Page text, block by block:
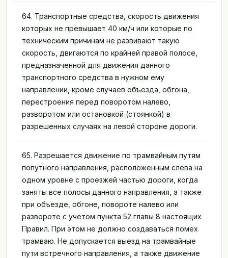
64. Транспортные средства, скорость движения
которых не превышает 40 км/ч или которые по
техническим причинам не развивают такую
скорость, двигаются по крайней правой полосе,
предназначенной для движения данного
транспортного средства в нужном ему
направлении, кроме случаев объезда, обгона,
перестроения перед поворотом налево,
разворотом или остановкой (стоянкой) в
разрешенных случаях на левой стороне дороги.
65. Разрешается движение по трамвайным путям
попутного направления, расположенным слева на
одном уровне с проезжей частью дороги, когда
заняты все полосы данного направления, а также
при объезде, обгоне, повороте налево или
развороте с учетом пункта 52 главы 8 настоящих
Правил. При этом не должно создаваться помех
трамваю. Не допускается выезд на трамвайные
пути встречного направления, а также движение